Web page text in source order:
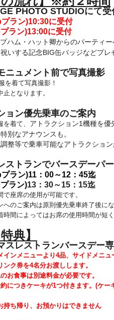
PHOTO STUDIOにて受
ラン)10:30に受付
ラン)13:00に受付
ハム・ハット卿からのパーティー
いする記念BIG缶バッジなどプレ
ニュメント前で写真撮影
を着て写真撮影！
となります。
ン優先乗車のご案内
着て、 アトラクション1機種を優
別なアナウンスも。
等で乗車可能なアトラクション
トランでバースデーパ
ラン)11：00～12：45迄
ラン)13：30～15：15迄
座席の使用が可能です。
ご案内は原則優先乗車終了後にな
間によってはお席の使用時間が短く
典】
スレストランバースデー
ンメニューより4品、サイドメニュ
ク券を4名分お渡しします。
お食事は別途料金が必要です。
つきケーキが1つ付きます。 (ケー
ち帰り、お預かりはできません